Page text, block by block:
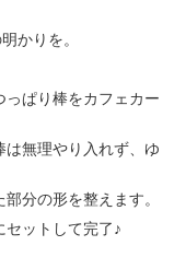
かりを。
っぱり棒をカフェカー
は無理やり入れず、ゆ
分の形を整えます。
セットして完了♪